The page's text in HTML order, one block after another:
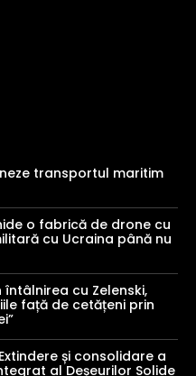
transportul maritim
o fabrică de drone cu
cu Ucraina până nu
întâlnirea cu Zelenski,
față de cetățeni prin
și consolidare a
al Deșeurilor Solide